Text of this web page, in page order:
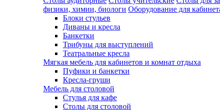
физики, химии, биологи Оборудование для
Блоки стульев
Диваны и кресла
Банкетки
Трибуны для выступлений
Театральные кресла
Мягкая мебель для кабинетов и комнат отдыха
Пуфики и банкетки
Кресла-груши
Мебель для столовой
Cтулья для кафе
Cтолы для столовой